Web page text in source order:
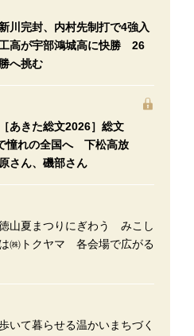
新川完封、内村先制打で4強入
高が宇部鴻城高に快勝 26
へ挑む
［あきた総文2026］総文
憧れの全国へ 下松高放
さん、磯部さん
徳山夏まつりにぎわう みこし
㈱トクヤマ 各会場で広がる
いて暮らせる温かいまちづく